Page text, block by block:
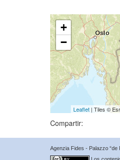
+
−
Leaflet| Tiles ©
Compartir:
Agenzia Fides - Palazzo “de